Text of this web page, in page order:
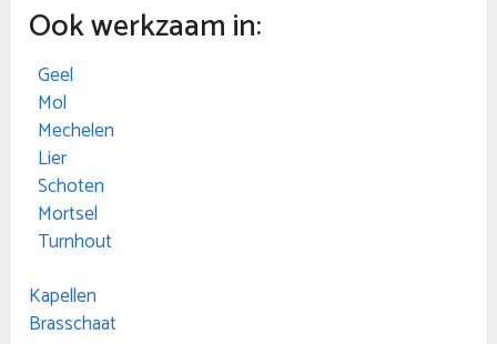
Ook werkzaam in:
Geel
Mol
Mechelen
Lier
Schoten
Mortsel
Turnhout
Kapellen
Brasschaat